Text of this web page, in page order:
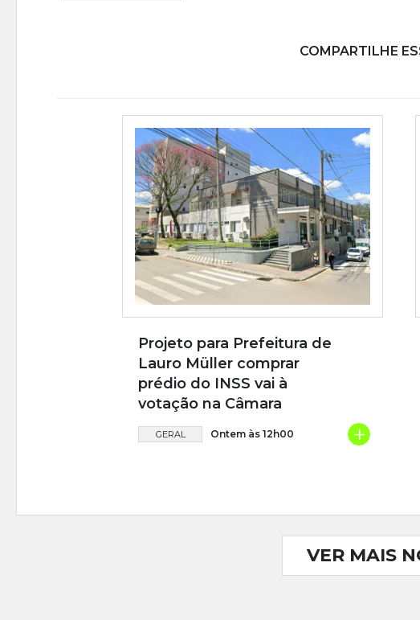
COMPARTILHE
Projeto para Prefeitura de
Lauro Müller comprar
prédio do INSS vai à
votação na Câmara
GERAL Ontem às 12h00 +
VER MAIS